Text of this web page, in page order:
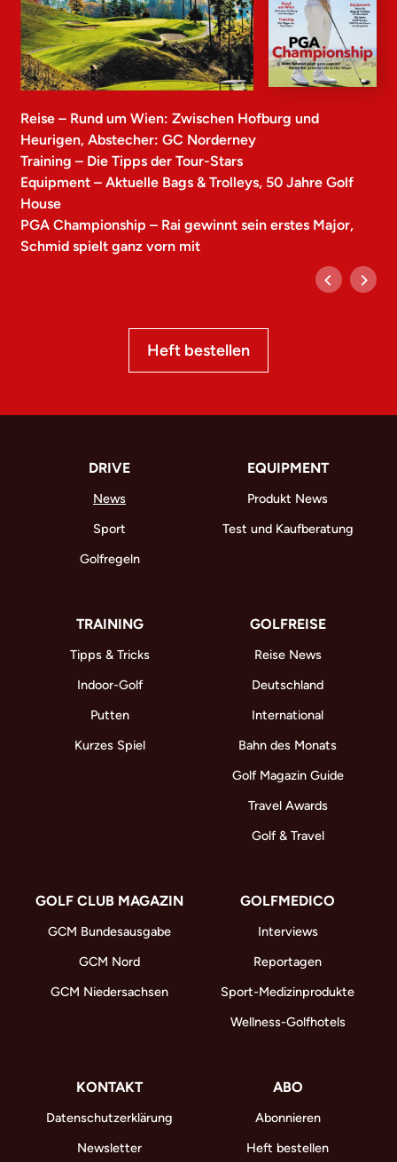
Reise – Rund um Wien: Zwischen Hofburg und
Heurigen, Abstecher: GC Norderney
Training – Die Tipps der Tour-Stars
Equipment – Aktuelle Bags & Trolleys, 50 Jahre Golf
House
PGA Championship – Rai gewinnt sein erstes Major,
Schmid spielt ganz vorn mit
Heft bestellen
DRIVE
News
Sport
Golfregeln
EQUIPMENT
Produkt News
Test und Kaufberatung
TRAINING
Tipps & Tricks
Indoor-Golf
Putten
Kurzes Spiel
GOLFREISE
Reise News
Deutschland
International
Bahn des Monats
Golf Magazin Guide
Travel Awards
Golf & Travel
GOLF CLUB MAGAZIN
GCM Bundesausgabe
GCM Nord
GCM Niedersachsen
GOLFMEDICO
Interviews
Reportagen
Sport-Medizinprodukte
Wellness-Golfhotels
KONTAKT
Datenschutzerklärung
Newsletter
ABO
Abonnieren
Heft bestellen